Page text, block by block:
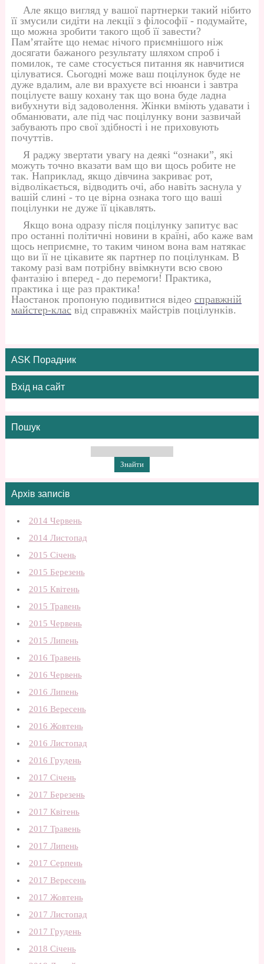
Але якщо вигляд у вашої партнерки такий нібито
її змусили сидіти на лекції з філософії - подумайте,
що можна зробити такого щоб її завести?
Пам’ятайте що немає нічого приємнішого ніж
досягати бажаного результату шляхом спроб і
помилок, те саме стосується питання як навчитися
цілуватися. Сьогодні може ваш поцілунок буде не
дуже вдалим, але ви врахуєте всі нюанси і завтра
поцілуєте вашу кохану так що вона буде ладна
вибухнути від задоволення. Жінки вміють удавати і
обманювати, але під час поцілунку вони зазвичай
забувають про свої здібності і не приховують
почуттів.
Я раджу звертати увагу на деякі “ознаки”, які
можуть точно вказати вам що ви щось робите не
так. Наприклад, якщо дівчина закриває рот,
відволікається, відводить очі, або навіть заснула у
вашій слині - то це вірна ознака того що ваші
поцілунки не дуже її цікавлять.
Якщо вона одразу після поцілунку запитує вас
про останні політичні новини в країні, або каже вам
щось неприємне, то таким чином вона вам натякає
що ви її не цікавите як партнер по поцілункам. В
такому разі вам потрібну ввімкнути всю свою
фантазію і вперед - до перемоги! Практика,
практика і ще раз практика!
Наостанок пропоную подивитися відео справжній
майстер-класвід справжніх майстрів поцілунків.
ASK Порадник
Вхід на сайт
Пошук
Архів записів
2014 Червень
2014 Листопад
2015 Січень
2015 Березень
2015 Квітень
2015 Травень
2015 Червень
2015 Липень
2016 Травень
2016 Червень
2016 Липень
2016 Вересень
2016 Жовтень
2016 Листопад
2016 Грудень
2017 Січень
2017 Березень
2017 Квітень
2017 Травень
2017 Липень
2017 Серпень
2017 Вересень
2017 Жовтень
2017 Листопад
2017 Грудень
2018 Січень